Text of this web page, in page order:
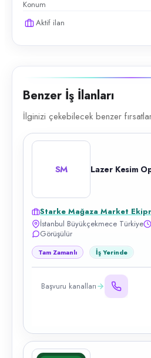
Konum
Aktif ilan
Benzer İş İlanları
İlginizi çekebilecek benzer
SM Lazer Kesim
Starke Mağaza Market
İstanbul Büyükçekmece Türkiye
Görüşülür
Tam Zamanlı İş Yerinde
Başvuru kanalları